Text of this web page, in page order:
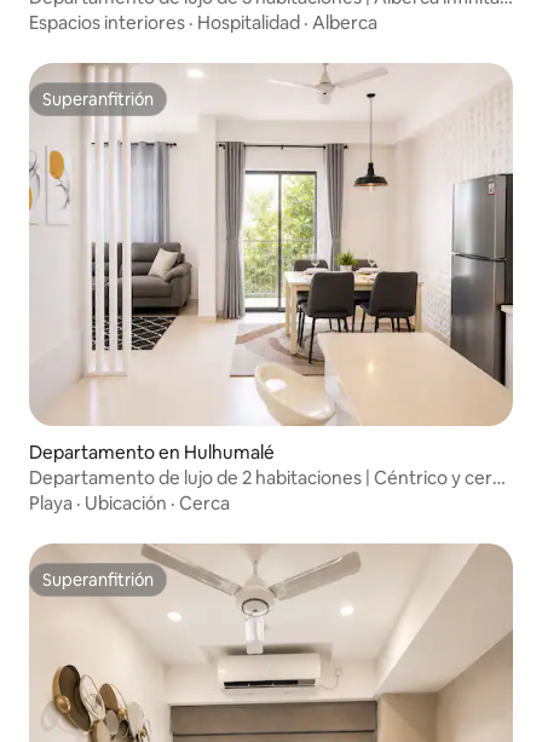
gimnasio
Espacios interiores · Hospitalidad · Alberca
Superanfitrión
Superanfitrión
Departamento en Hulhumalé
Departamento de lujo de 2 habitaciones | Céntrico y cerca
de la playa
Playa · Ubicación · Cerca
Superanfitrión
Superanfitrión